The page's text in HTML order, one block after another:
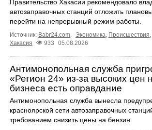
Правительство Хакасии рекомендовало
автозаправочных станций отложить
перейти на непрерывный режим работы.
Источник: Babr24.com. Экономика, Происшествия,
Хакасия
933 05.08.2026
Антимонопольная служба
«Регион 24» из-за высоких цен
бизнеса есть оправдание
Антимонопольная служба вынесла
красноярской сети автозаправочных
требованием снизить цены на бензин.